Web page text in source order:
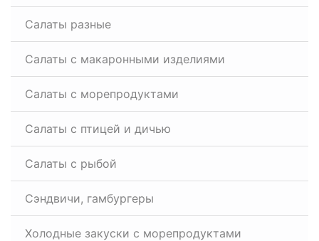
Салаты разные
Салаты с макаронными изделиями
Салаты с морепродуктами
Салаты с птицей и дичью
Салаты с рыбой
Сэндвичи, гамбургеры
Холодные закуски с морепродуктами